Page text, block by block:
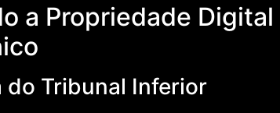
a Propriedade Digital
do Tribunal Inferior